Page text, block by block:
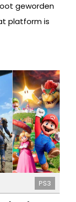
geworden
platform is
PS3